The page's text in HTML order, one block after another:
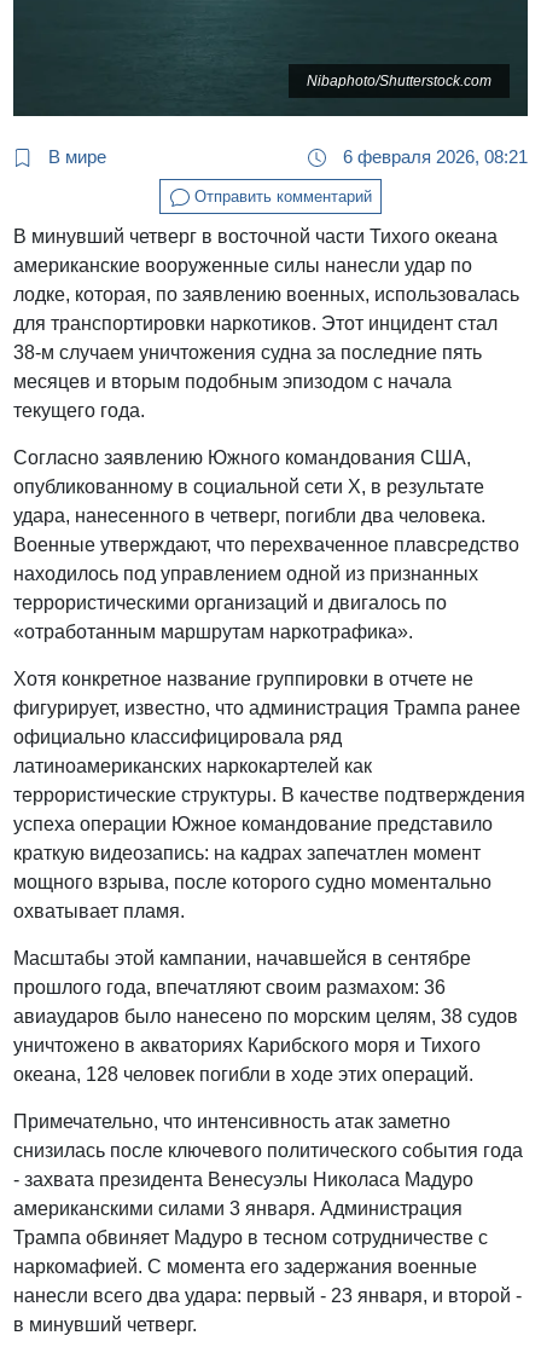
Nibaphoto/Shutterstock.com
В мире 6 февраля 2026, 08:21
Отправить комментарий
В минувший четверг в восточной части Тихого океана
американские вооруженные силы нанесли удар по
лодке, которая, по заявлению военных, использовалась
для транспортировки наркотиков. Этот инцидент стал
38-м случаем уничтожения судна за последние пять
месяцев и вторым подобным эпизодом с начала
текущего года.
Согласно заявлению Южного командования США,
опубликованному в социальной сети X, в результате
удара, нанесенного в четверг, погибли два человека.
Военные утверждают, что перехваченное плавсредство
находилось под управлением одной из признанных
террористическими организаций и двигалось по
«отработанным маршрутам наркотрафика».
Хотя конкретное название группировки в отчете не
фигурирует, известно, что администрация Трампа ранее
официально классифицировала ряд
латиноамериканских наркокартелей как
террористические структуры. В качестве подтверждения
успеха операции Южное командование представило
краткую видеозапись: на кадрах запечатлен момент
мощного взрыва, после которого судно моментально
охватывает пламя.
Масштабы этой кампании, начавшейся в сентябре
прошлого года, впечатляют своим размахом: 36
авиаударов было нанесено по морским целям, 38 судов
уничтожено в акваториях Карибского моря и Тихого
океана, 128 человек погибли в ходе этих операций.
Примечательно, что интенсивность атак заметно
снизилась после ключевого политического события года
- захвата президента Венесуэлы Николаса Мадуро
американскими силами 3 января. Администрация
Трампа обвиняет Мадуро в тесном сотрудничестве с
наркомафией. С момента его задержания военные
нанесли всего два удара: первый - 23 января, и второй -
в минувший четверг.